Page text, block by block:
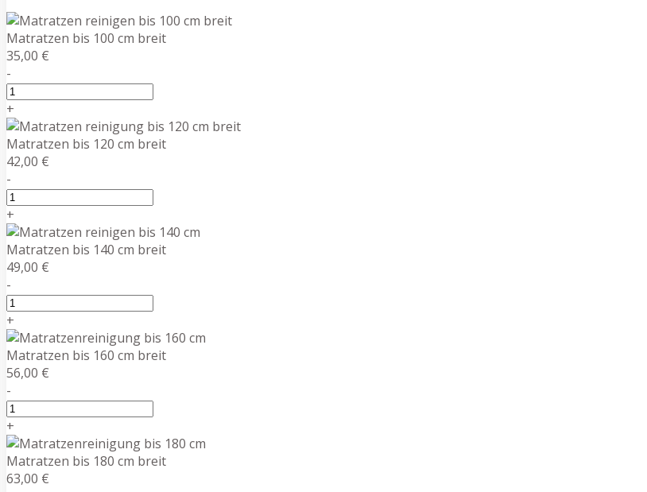
Matratzen bis 100 cm breit
35,00 €
-
+
Matratzen bis 120 cm breit
42,00 €
-
+
Matratzen bis 140 cm breit
49,00 €
-
+
Matratzen bis 160 cm breit
56,00 €
-
+
Matratzen bis 180 cm breit
63,00 €